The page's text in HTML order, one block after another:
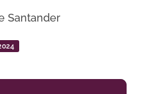
Santander